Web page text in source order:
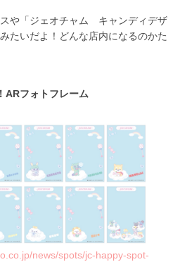
や「ジェオチャム キャンディデザ
たいだよ！どんな店内になるのかた
ARフォトフレーム
news/spots/jc-happy-spot-